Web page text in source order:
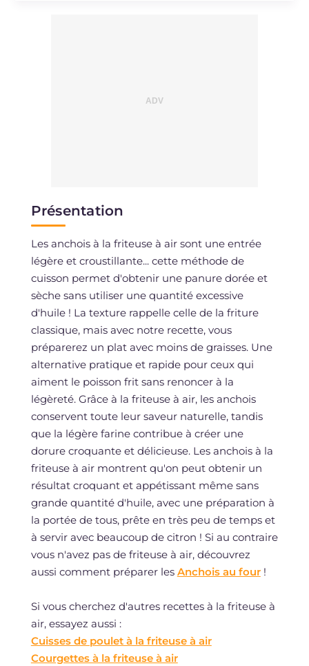
Présentation
Les anchois à la friteuse à air sont une entrée
légère et croustillante... cette méthode de
cuisson permet d'obtenir une panure dorée et
sèche sans utiliser une quantité excessive
d'huile ! La texture rappelle celle de la friture
classique, mais avec notre recette, vous
préparerez un plat avec moins de graisses. Une
alternative pratique et rapide pour ceux qui
aiment le poisson frit sans renoncer à la
légèreté. Grâce à la friteuse à air, les anchois
conservent toute leur saveur naturelle, tandis
que la légère farine contribue à créer une
dorure croquante et délicieuse. Les anchois à la
friteuse à air montrent qu'on peut obtenir un
résultat croquant et appétissant même sans
grande quantité d'huile, avec une préparation à
la portée de tous, prête en très peu de temps et
à servir avec beaucoup de citron ! Si au contraire
vous n'avez pas de friteuse à air, découvrez
aussi comment préparer les Anchois au four!
Si vous cherchez d'autres recettes à la friteuse à
air, essayez aussi :
Cuisses de poulet à la friteuse à air
Courgettes à la friteuse à air